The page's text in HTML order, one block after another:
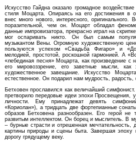
Искусство Гайдна оказало громадное
стиля Моцарта. Опираясь на его достижения в
внес много нового, интересного, оригинального.
поразительной, чем он. Моцарт обладал
данные импровизатора, прекрасно играл на
мог оспаривать никто. Он был самым
музыкантом Вены. Огромную художественную
пользуются успехом «Свадьба Фигаро» и
мелодией, простотой, роскошной гармонией. А
«лебединая песня» Моцарта, как произведение
его мировоззрение, его заветные мысли, как
художественное завещание. Искусство
естественное. Он подарил нам мудрость, радость,
Бетховен прославился как величайший
претворило передовые идеи эпохи Просвещения,
личности. Ему принадлежат девять
«Кориолан»), а тридцать две фортепианные
образов Бетховена разнообразен. Его герой
развитым интеллектом. Он борец и мыслитель. В
– бурные страсти и отрешенная мечтательность,
картины природы и сцены быта. Завершая эпоху
дорогу грядущему веку.